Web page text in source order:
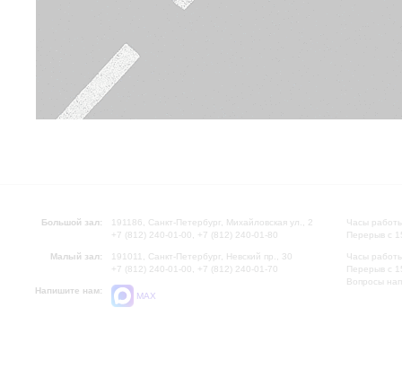
Большой зал:
191186, Санкт-Петербург, Михайловская ул., 2
+7 (812) 240-01-00, +7 (812) 240-01-80
Малый зал:
191011, Санкт-Петербург, Невский пр., 30
+7 (812) 240-01-00, +7 (812) 240-01-70
Напишите нам:
MAX
Часы
Перерыв с
Часы
Перерыв с
Вопросы